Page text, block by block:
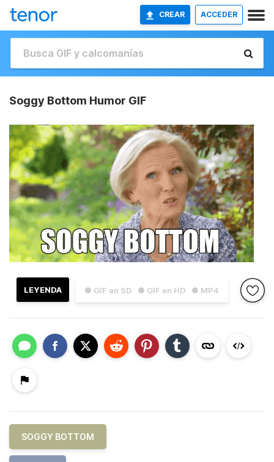
CREAR ACCEDER
Soggy Bottom Humor GIF
● GIF en SD ● GIF en HD ● MP4
LEYENDA
SOGGY BOTTOM